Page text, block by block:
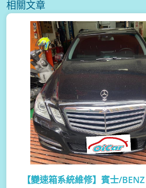
相關文章
【變速箱系統維修】賓士/